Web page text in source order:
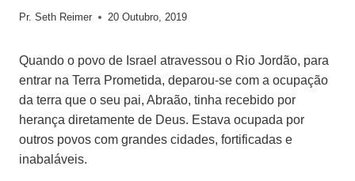
Pr. Seth Reimer 20 Outubro, 2019
Quando o povo de Israel atravessou o Rio Jordão, para
entrar na Terra Prometida, deparou-se com a ocupação
da terra que o seu pai, Abraão, tinha recebido por
herança diretamente de Deus. Estava ocupada por
outros povos com grandes cidades, fortificadas e
inabaláveis.